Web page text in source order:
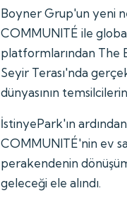
Boyner Grup'un yeni
COMMUNITÉ ile
platformlarından The
Seyir Terası'nda
dünyasının
İstinyePark'ın
COMMUNITÉ'nin ev
perakendenin
geleceği ele alındı.